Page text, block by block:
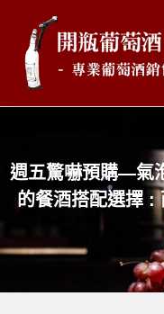
週五驚嚇預購—氣
的餐酒搭配選擇 :